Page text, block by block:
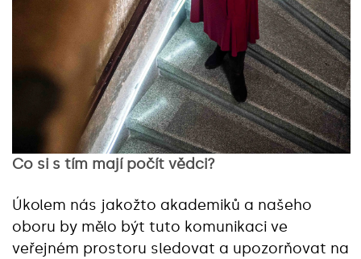
Co si s tím mají počít vědci?
Úkolem nás jakožto akademiků a našeho
oboru by mělo být tuto komunikaci ve
veřejném prostoru sledovat a upozorňovat na